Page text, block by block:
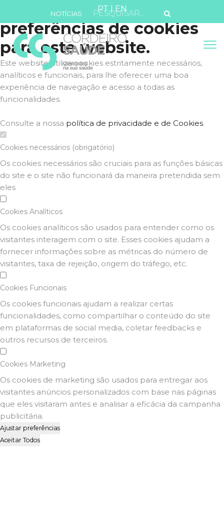
Defina as suas
preferências de cookies
para este website.
Este website utiliza cookies estritamente necessários,
analíticos e funcionais, para lhe oferecer uma boa
experiência de navegação e acesso a todas as
funcionalidades.
Consulte a nossa política de privacidade e de Cookies.
Cookies necessários (obrigatório)
Os cookies necessários são cruciais para as funções básicas
do site e o site não funcionará da maneira pretendida sem
eles
Cookies Analíticos
Os cookies analíticos são usados para entender como os
visitantes interagem com o site. Esses cookies ajudam a
fornecer informações sobre as métricas do número de
visitantes, taxa de rejeição, origem do tráfego, etc.
Cookies Funcionais
Os cookies funcionais ajudam a realizar certas
funcionalidades, como compartilhar o conteúdo do site
em plataformas de social media, coletar feedbacks e
outros recursos de terceiros.
Cookies Marketing
Os cookies de marketing são usados para entregar aos
visitantes anúncios personalizados com base nas páginas
que eles visitaram antes e analisar a eficácia da campanha
publicitária.
Ajustar preferências
Aceitar Todos
PT| EN
NOTÍCIAS